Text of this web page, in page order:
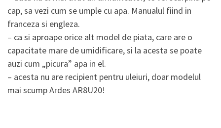
cap, sa vezi cum se umple cu apa. Manualul fiind in
franceza si engleza.
– ca si aproape orice alt model de piata, care are o
capacitate mare de umidificare, si la acesta se poate
auzi cum „picura” apa in el.
– acesta nu are recipient pentru uleiuri, doar modelul
mai scump Ardes AR8U20!